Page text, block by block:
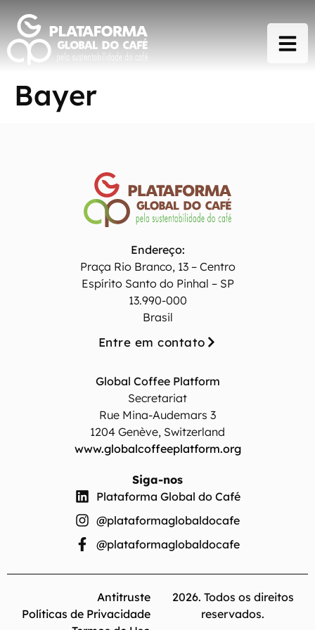
Bayer
Endereço:
Praça Rio Branco, 13 – Centro
Espírito Santo do Pinhal – SP
13.990-000
Brasil
Entre em contato
Global Coffee Platform
Secretariat
Rue Mina-Audemars 3
1204 Genève, Switzerland
www.globalcoffeeplatform.org
Siga-nos
Plataforma Global do Café
@plataformaglobaldocafe
@plataformaglobaldocafe
2026. Todos os direitos
reservados.
Antitruste
Políticas de Privacidade